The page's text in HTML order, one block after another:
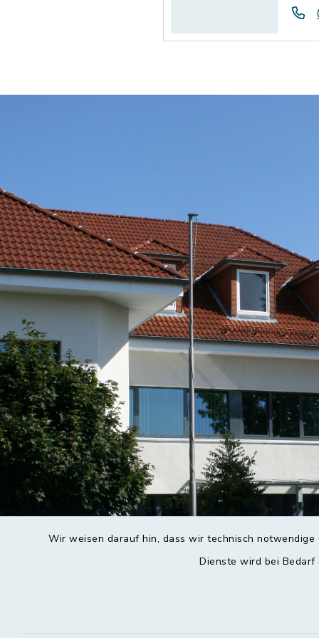
Wir weisen darauf hin, dass wir technisch
Dienste wird bei